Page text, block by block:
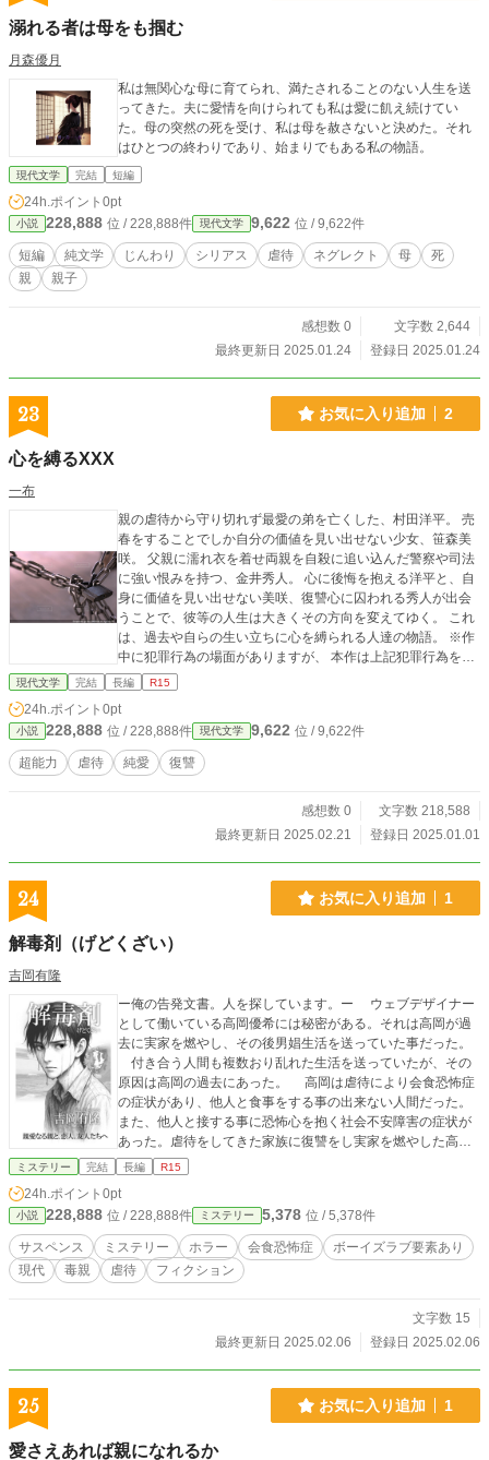
溺れる者は母をも掴む
月森優月
私は無関心な母に育てられ、満たされることのない人生を送
ってきた。夫に愛情を向けられても私は愛に飢え続けてい
た。母の突然の死を受け、私は母を赦さないと決めた。それ
はひとつの終わりであり、始まりでもある私の物語。
現代文学 完結 短編
24h.ポイント 0pt
小説 228,888 位 / 228,888件 現代文学 9,622 位 / 9,622件
短編 純文学 じんわり シリアス 虐待 ネグレクト 母
死
親
親子
感想数 0
文字数 2,644
最終更新日 2025.01.24
登録日 2025.01.24
23 お気に入り追加 2
心を縛るXXX
一布
親の虐待から守り切れず最愛の弟を亡くした、村田洋平。 売
春をすることでしか自分の価値を見い出せない少女、笹森美
咲。 父親に濡れ衣を着せ両親を自殺に追い込んだ警察や司法
に強い恨みを持つ、金井秀人。 心に後悔を抱える洋平と、自
身に価値を見い出せない美咲、復讐心に囚われる秀人が出会
うことで、彼等の人生は大きくその方向を変えてゆく。 これ
は、過去や自らの生い立ちに心を縛られる人達の物語。 ※作
中に犯罪行為の場面がありますが、 本作は上記犯罪行為を助
長、推奨するものではありません。
現代文学 完結 長編 R15
24h.ポイント 0pt
小説 228,888 位 / 228,888件 現代文学 9,622 位 / 9,622件
超能力 虐待 純愛 復讐
感想数 0
文字数 218,588
最終更新日 2025.02.21
登録日 2025.01.01
24 お気に入り追加 1
解毒剤（げどくざい）
吉岡有隆
ー俺の告発文書。人を探しています。ー ウェブデザイナー
として働いている高岡優希には秘密がある。それは高岡が過
去に実家を燃やし、その後男娼生活を送っていた事だった。
付き合う人間も複数おり乱れた生活を送っていたが、その
原因は高岡の過去にあった。 高岡は虐待により会食恐怖症
の症状があり、他人と食事をする事の出来ない人間だった。
また、他人と接する事に恐怖心を抱く社会不安障害の症状が
あった。虐待をしてきた家族に復讐をし実家を燃やした高岡
に未来はあるのか。 過去と未来が交差する、一人の男の人
罪描写を含みますが、犯罪を助長する物ではございません。
※ボーイズラブ描写あります。軽い描写なので同性愛に偏見
がない方は是非。 ※本作品は“自伝風ミステリー”ですが、フ
ィクションとして執筆しています。登場する人物・団体・事
件は実在のものとは関係ありません。
ミステリー 完結 長編 R15
24h.ポイント 0pt
小説 228,888 位 / 228,888件 ミステリー 5,378 位 / 5,378件
サスペンス ミステリー ホラー 会食恐怖症
ボーイズラブ要素あり
現代
毒親 虐待 フィクション
文字数 15
最終更新日 2025.02.06
登録日 2025.02.06
25 お気に入り追加 1
愛さえあれば親になれるか